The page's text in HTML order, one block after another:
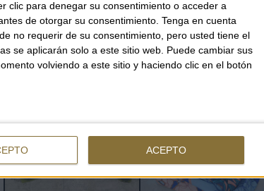
clic para denegar su consentimiento o acceder a
de otorgar su consentimiento. Tenga en cuenta
no requerir de su consentimiento, pero usted tiene el
se aplicarán solo a este sitio web. Puede cambiar sus
volviendo a este sitio y haciendo clic en el botón
ACEPTO
INTERESTED